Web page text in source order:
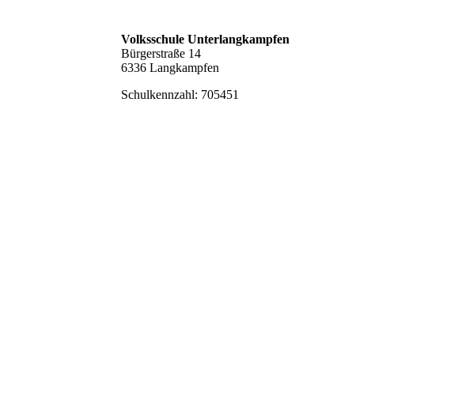
Volksschule Unterlangkampfen
Bürgerstraße 14
6336 Langkampfen
Schulkennzahl: 705451